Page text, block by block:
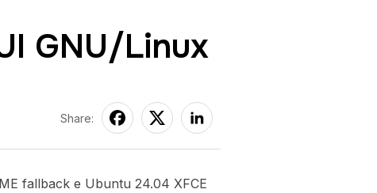
GNU/Linux
Share:
fallback e Ubuntu 24.04 XFCE